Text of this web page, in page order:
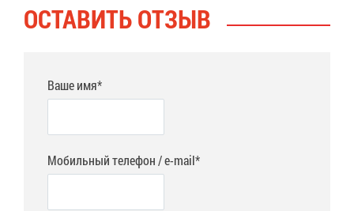
ОСТА­ВИТЬ ОТ­ЗЫВ
Ваше имя*
Мобильный телефон / e-mail*